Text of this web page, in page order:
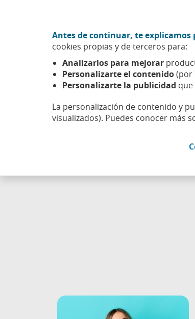
Antes de continuar, te explicamos
cookies propias y de terceros para:
Analizarlos para mejorar
Personalizarte el contenido(por
Personalizarte la publicidad
La personalización de contenido y
visualizados). Puedes conocer más
Sobre
Esfera Aprender Salud financiera